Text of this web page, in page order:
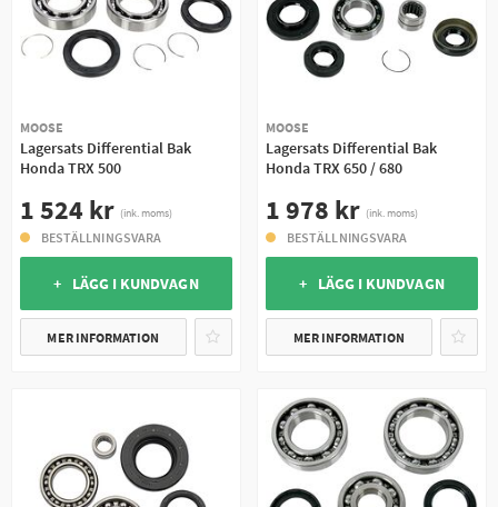
MOOSE
Lagersats Differential Bak
Honda TRX 500
1 524 kr (ink. moms)
BESTÄLLNINGSVARA
+ LÄGG I KUNDVAGN
MER INFORMATION
MOOSE
Lagersats Differential Bak
Honda TRX 650 / 680
1 978 kr (ink. moms)
BESTÄLLNINGSVARA
+ LÄGG I KUNDVAGN
MER INFORMATION